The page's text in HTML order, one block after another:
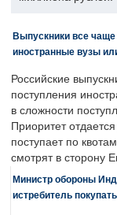
Выпускники все
иностранные вузы
Российские
поступления
в сложности
Приоритет
поступает по
смотрят в сторону
Министр обороны
истребитель